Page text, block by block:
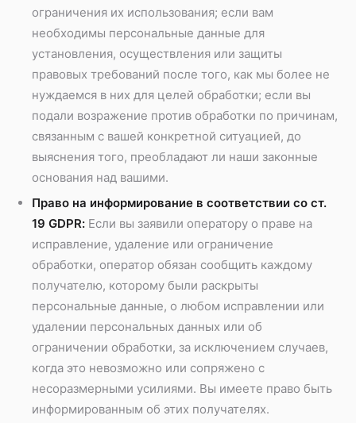
ограничения их использования; если вам
необходимы персональные данные для
установления, осуществления или защиты
правовых требований после того, как мы более не
нуждаемся в них для целей обработки; если вы
подали возражение против обработки по причинам,
связанным с вашей конкретной ситуацией, до
выяснения того, преобладают ли наши законные
основания над вашими.
Право на информирование в соответствии со ст.
19 GDPR: Если вы заявили оператору о праве на
исправление, удаление или ограничение
обработки, оператор обязан сообщить каждому
получателю, которому были раскрыты
персональные данные, о любом исправлении или
удалении персональных данных или об
ограничении обработки, за исключением случаев,
когда это невозможно или сопряжено с
несоразмерными усилиями. Вы имеете право быть
информированным об этих получателях.